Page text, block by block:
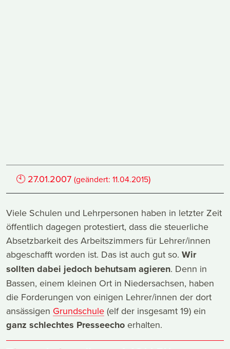
🕙 27.01.2007 (geändert:11.04.2015)
Viele Schulen und Lehrpersonen haben in letzter Zeit
öffentlich dagegen protestiert, dass die steuerliche
Absetzbarkeit des Arbeitszimmers für Lehrer/innen
abgeschafft worden ist. Das ist auch gut so. Wir
sollten dabei jedoch behutsam agieren. Denn in
Bassen, einem kleinen Ort in Niedersachsen, haben
die Forderungen von einigen Lehrer/innen der dort
ansässigen Grundschule (elf der insgesamt 19) ein
ganz schlechtes Presseecho erhalten.